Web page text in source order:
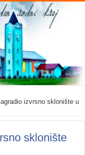
izvrsno sklonište u
sklonište